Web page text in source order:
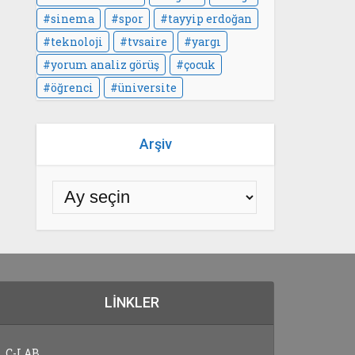
sinema
spor
tayyip erdoğan
teknoloji
tvsaire
yargı
yorum analiz görüş
çocuk
öğrenci
üniversite
Arşiv
LINKLER